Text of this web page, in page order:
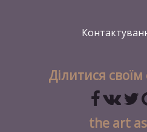
Ділитися
the art